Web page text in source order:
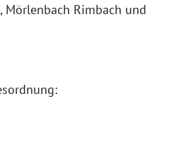
Mörlenbach Rimbach und